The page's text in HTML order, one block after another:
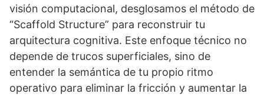
visión computacional, desglosamos el método de
“Scaffold Structure” para reconstruir tu
arquitectura cognitiva. Este enfoque técnico no
depende de trucos superficiales, sino de
entender la semántica de tu propio ritmo
operativo para eliminar la fricción y aumentar la